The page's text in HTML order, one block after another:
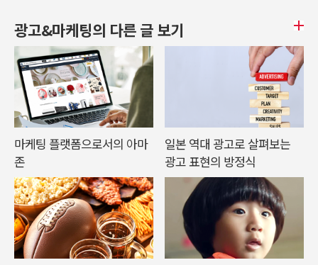
광고&마케팅의 다른 글 보기
마케팅 플랫폼으로서의 아마
존
일본 역대 광고로 살펴보는
광고 표현의 방정식